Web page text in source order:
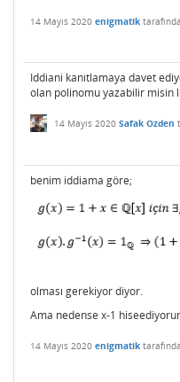
14 Mayıs 2020 enigmatik
Iddiani kanıtlamaya davet
olan polinomu yazabilir misin
14 Mayıs 2020 Safak Ozden
benim iddiama göre;
olması gerekiyor diyor.
Ama nedense x-1
14 Mayıs 2020 enigmatik